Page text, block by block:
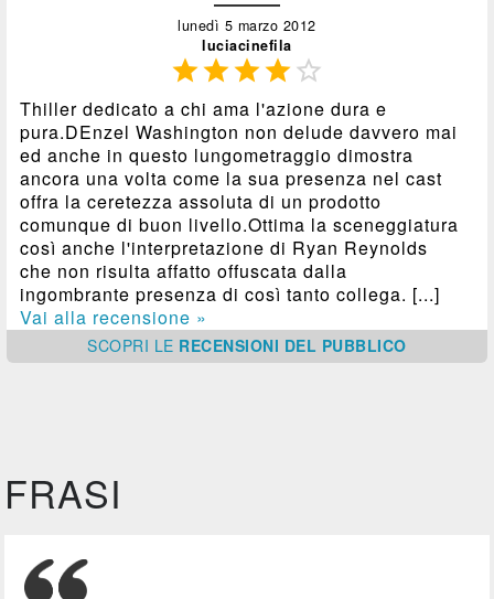
lunedì 5 marzo 2012
luciacinefila

Thiller dedicato a chi ama l'azione dura e
pura.DEnzel Washington non delude davvero mai
ed anche in questo lungometraggio dimostra
ancora una volta come la sua presenza nel cast
offra la ceretezza assoluta di un prodotto
comunque di buon livello.Ottima la sceneggiatura
così anche l'interpretazione di Ryan Reynolds
che non risulta affatto offuscata dalla
ingombrante presenza di così tanto collega. [...]
Vai alla recensione »
SCOPRI LE RECENSIONI DEL PUBBLICO
FRASI